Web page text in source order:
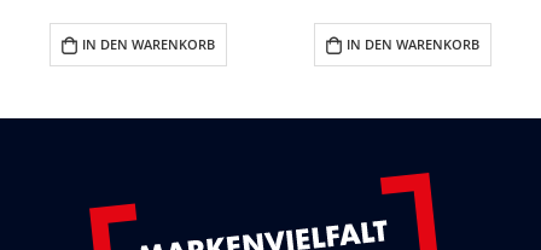
IN DEN WARENKORB IN DEN WARENKORB